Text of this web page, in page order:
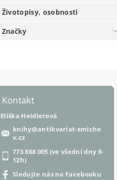
Životopisy, osobnosti
Značky
Kontakt
Eliška Heidlerová
knihy@antikvariat-smicho
v.cz
773 868 005 (ve všední dny 8-
12h)
Sledujte nás na Facebooku